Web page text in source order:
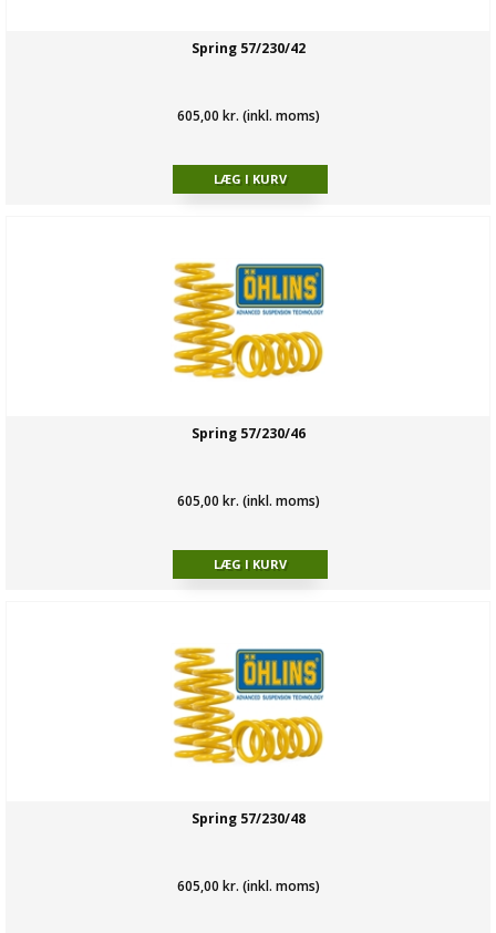
Spring 57/230/42
605,00 kr. (inkl. moms)
Spring 57/230/46
605,00 kr. (inkl. moms)
Spring 57/230/48
605,00 kr. (inkl. moms)